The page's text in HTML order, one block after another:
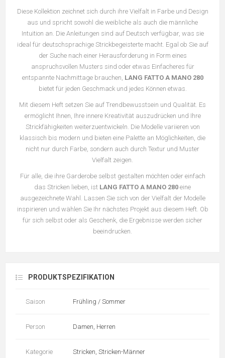
Diese Kollektion zeichnet sich durch ihre Vielfalt in Farbe und Design
aus und spricht sowohl die weibliche als auch die männliche
Intuition an. Die Anleitungen sind auf Deutsch verfügbar, was sie
ideal für deutschsprachige Strickbegeisterte macht. Egal ob Sie auf
der Suche nach einer Herausforderung in Form eines
anspruchsvollen Musters sind oder etwas Einfacheres für
entspannte Nachmittage brauchen, LANG FATTO A MANO 280
bietet für jeden Geschmack und jedes Können etwas.
Mit diesem Heft setzen Sie auf Trendbewusstsein und Qualität. Es
ermöglicht Ihnen, Ihre innere Kreativität auszudrücken und Ihre
Strickfähigkeiten weiterzuentwickeln. Die Modelle variieren von
klassisch bis modern und bieten eine Palette an Möglichkeiten, die
nicht nur durch Farbe, sondern auch durch Textur und Muster
Vielfalt zeigen.
Für alle, die ihre Garderobe selbst gestalten möchten oder einfach
das Stricken lieben, ist LANG FATTO A MANO 280 eine
ausgezeichnete Wahl. Lassen Sie sich von der Vielfalt der Modelle
inspirieren und wählen Sie Ihr nächstes Projekt aus diesem Heft. Ob
für sich selbst oder als Geschenk, die Ergebnisse werden sicher
beeindrucken.
PRODUKTSPEZIFIKATION
Saison Frühling / Sommer
Person Damen, Herren
Kategorie Stricken, Stricken-Männer